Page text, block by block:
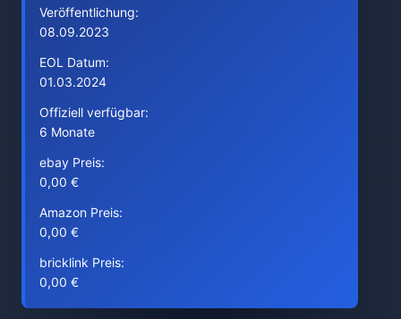
Veröffentlichung:
08.09.2023
EOL Datum:
01.03.2024
Offiziell verfügbar:
6 Monate
ebay Preis:
0,00 €
Amazon Preis:
0,00 €
bricklink Preis:
0,00 €